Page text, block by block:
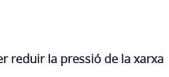
reduir la pressió de la xarxa